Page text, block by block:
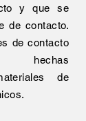
y que se
de contacto.
de contacto
hechas
de